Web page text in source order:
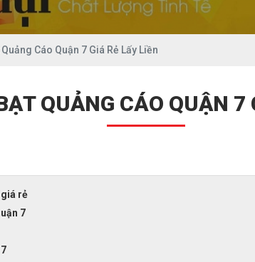
Cáo Quận 7 Giá Rẻ Lấy Liền
QUẢNG CÁO QUẬN 7
giá rẻ
7